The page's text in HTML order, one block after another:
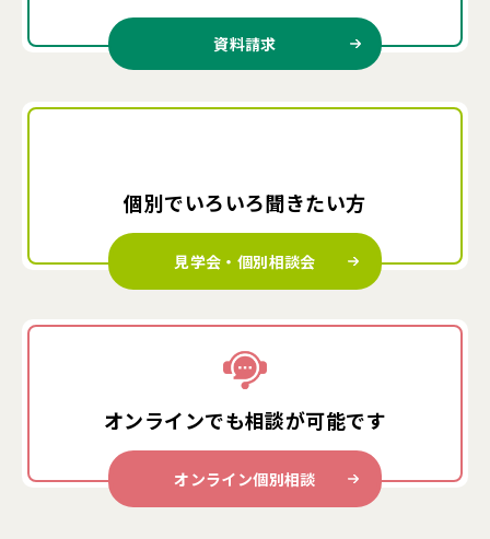
資料請求
個別でいろいろ聞きたい方
見学会・個別相談会
オンラインでも相談が可能です
オンライン個別相談